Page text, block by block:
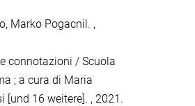
Marko Pogacnil. ,
connotazioni / Scuola
; a cura di Maria
[und 16 weitere]. , 2021.